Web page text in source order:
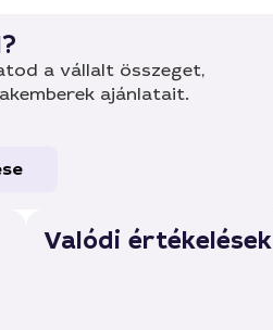
a vállalt összeget,
ajánlatait.
Valódi értékelések